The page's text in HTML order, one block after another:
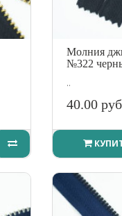
Молния
№322
..
40.00